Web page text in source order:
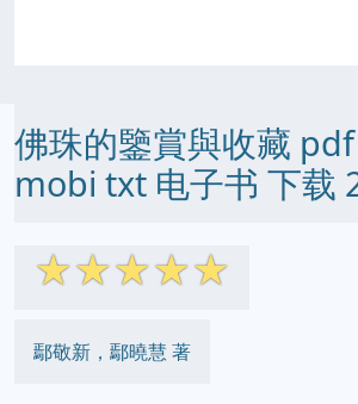
佛珠的鑒賞與收藏
mobi txt 电子书 下载
☆☆☆☆☆
鄢敬新，鄢曉慧 著